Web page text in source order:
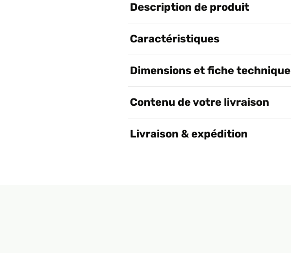
Description de produit
Caractéristiques
Dimensions et fiche technique
Contenu de votre livraison
Livraison & expédition